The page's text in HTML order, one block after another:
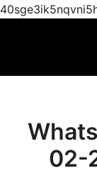
02-